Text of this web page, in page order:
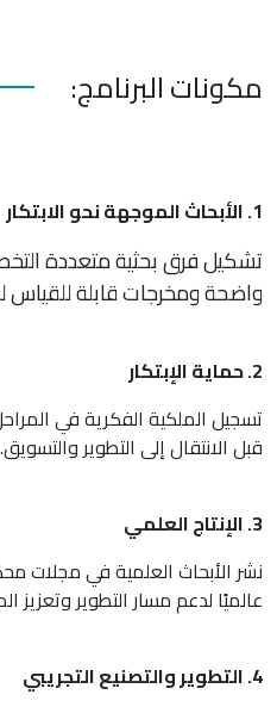
مكونات البرنامج:
1. الأبحاث الموجهة نحو الابتكار
تشكيل فرق بحثية متعددة
واضحة ومخرجات قابلة للقياس
2. حماية الإبتكار
تسجيل الملكية الفكرية في
قبل الانتقال إلى التطوير والتسويق.
3. الإنتاج العلمي
نشر الأبحاث العلمية في مجلات
عالميًا لدعم مسار التطوير وتعزيز
4. التطوير والتصنيع التجريبي